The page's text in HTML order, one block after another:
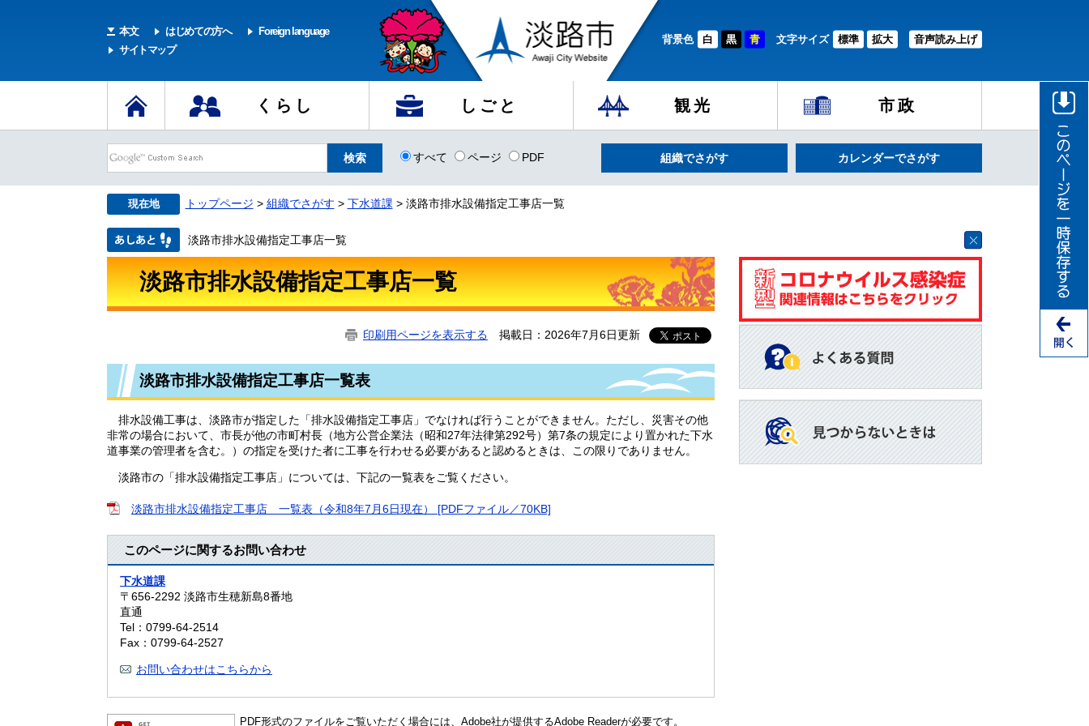
本文 はじめての方へ
Foreign language
サイトマップ
背景色 白 黒 青 文字サイズ 標準 拡大 音声読み上げ
くらし しごと 観光 市政
すべて ページ PDF 組織でさがす カレンダーでさがす
現在地 トップページ > 組織でさがす > 下水道課 > 淡路市排水設備指定工事店一覧
淡路市排水設備指定工事店一覧
淡路市排水設備指定工事店一覧
印刷用ページを表示する 掲載日：2026年7月6日更新
淡路市排水設備指定工事店一覧表
排水設備工事は、淡路市が指定した「排水設備指定工事店」でなければ行うことができません。ただし、災害その他
非常の場合において、市長が他の市町村長（地方公営企業法（昭和27年法律第292号）第7条の規定により置かれた下水
道事業の管理者を含む。）の指定を受けた者に工事を行わせる必要があると認めるときは、この限りでありません。
淡路市の「排水設備指定工事店」については、下記の一覧表をご覧ください。
淡路市排水設備指定工事店 一覧表（令和8年7月6日現在） [PDFファイル／70KB]
このページに関するお問い合わせ
下水道課
〒656-2292 淡路市生穂新島8番地
直通
Tel：0799-64-2514
Fax：0799-64-2527
お問い合わせはこちらから
PDF形式のファイルをご覧いただく場合には、Adobe社が提供するAdobe Readerが必要です。